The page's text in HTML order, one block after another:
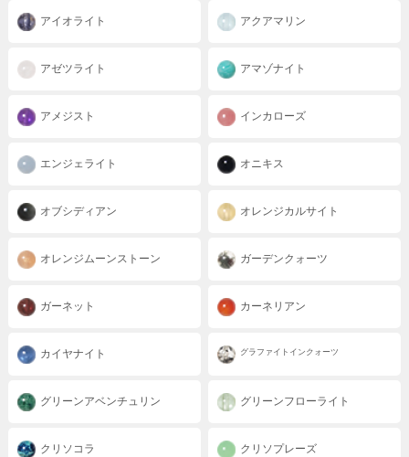
アイオライト アクアマリン
アゼツライト アマゾナイト
アメジスト インカローズ
エンジェライト オニキス
オブシディアン オレンジカルサイト
オレンジムーンストーン ガーデンクォーツ
ガーネット カーネリアン
カイヤナイト グラファイトインクォーツ
グリーンアベンチュリン グリーンフローライト
クリソコラ クリソプレーズ